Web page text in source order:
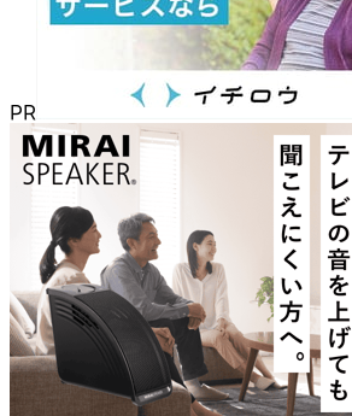
PR